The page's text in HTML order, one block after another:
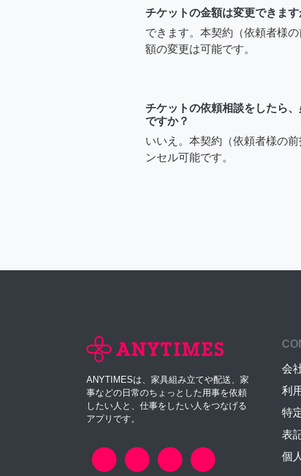
チケットの金額は変更できます
できます。本契約（依頼者様
額の変更は可能です。
チケットの依頼相談をしたら
ですか？
いいえ。本契約（依頼者様の
ンセル可能です。
ANYTIMESは、家具組み立てや配送、家
事などの日常のちょっとした用事を依頼
したい人と、仕事をしたい人をつなげる
アプリです。
会
利
特
表
個